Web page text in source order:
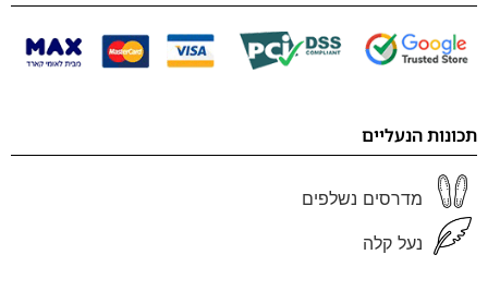
תכונות הנעליים
מדרסים נשלפים
נעל קלה